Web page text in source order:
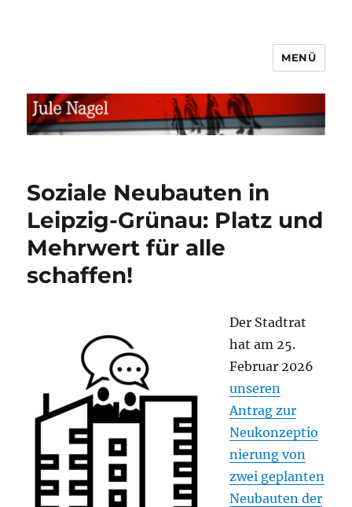
MENÜ
Soziale Neubauten in
Leipzig-Grünau: Platz und
Mehrwert für alle
schaffen!
Der Stadtrat
hat am 25.
Februar 2026
unseren
Antrag zur
Neukonzeptio
nierung von
zwei geplanten
Neubauten der